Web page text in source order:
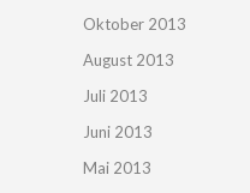
Oktober 2013
August 2013
Juli 2013
Juni 2013
Mai 2013